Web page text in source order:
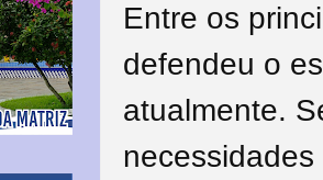
Entre os
defendeu o
atualmente.